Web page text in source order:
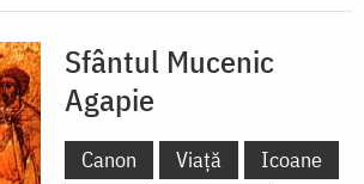
Sfântul Mucenic
Agapie
Canon Viață
Icoane